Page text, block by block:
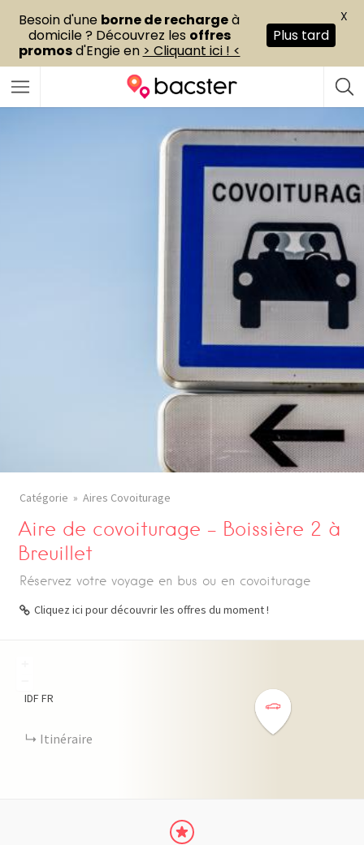
Catégorie Aires Covoiturage
Aire de covoiturage – Boissière 2 à
Breuillet
Réservez votre voyage en bus ou en covoiturage
Cliquez ici pour découvrir les offres du moment !
IDF FR
Itinéraire
Besoin d'une borne de rechargeà
domicile ? Découvrez les offres
promosd'Engie en > Cliquant ici ! <
Plus tard
X